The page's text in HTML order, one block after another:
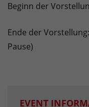
Beginn der
Ende der
Pause)
EVENT